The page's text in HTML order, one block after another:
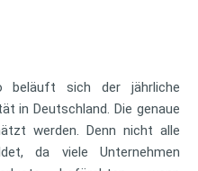
beläuft sich der jährliche
in Deutschland. Die genaue
werden. Denn nicht alle
da viele Unternehmen